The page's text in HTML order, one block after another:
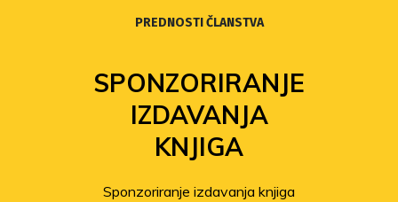
PREDNOSTI ČLANSTVA
SPONZORIRANJE
IZDAVANJA
KNJIGA
Sponzoriranje izdavanja knjiga